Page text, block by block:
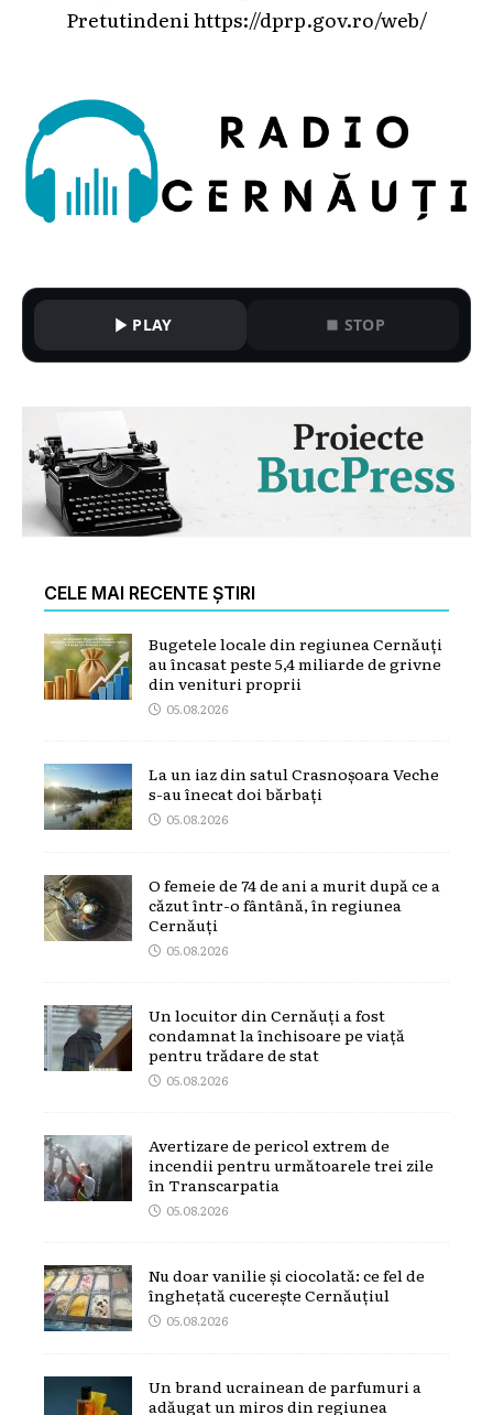
Pretutindenihttps://dprp.gov.ro/web/
PLAY STOP
CELE MAI RECENTE ȘTIRI
Bugetele locale din regiunea Cernăuți
au încasat peste 5,4 miliarde de grivne
din venituri proprii
05.08.2026
La un iaz din satul Crasnoșoara Veche
s-au înecat doi bărbați
05.08.2026
O femeie de 74 de ani a murit după ce a
căzut într-o fântână, în regiunea
Cernăuți
05.08.2026
Un locuitor din Cernăuți a fost
condamnat la închisoare pe viață
pentru trădare de stat
05.08.2026
Avertizare de pericol extrem de
incendii pentru următoarele trei zile
în Transcarpatia
05.08.2026
Nu doar vanilie și ciocolată: ce fel de
înghețată cucerește Cernăuțiul
05.08.2026
Un brand ucrainean de parfumuri a
adăugat un miros din regiunea